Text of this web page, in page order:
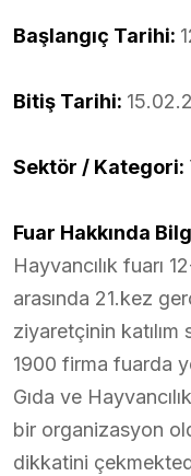
Başlangıç Tarihi:
Bitiş Tarihi:
Sektör / Kategori:
Fuar Hakkında
Hayvancılık fuarı
arasında 21.kez
ziyaretçinin katılım
1900 firma fuarda
Gıda ve
bir organizasyon
dikkatini